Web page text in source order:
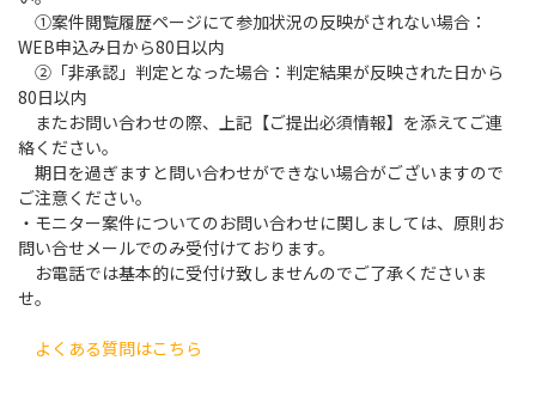
①案件閲覧履歴ページにて参加状況の反映がされない場合：
WEB申込み日から80日以内
②「非承認」判定となった場合：判定結果が反映された日から
80日以内
またお問い合わせの際、上記【ご提出必須情報】を添えてご連
絡ください。
期日を過ぎますと問い合わせができない場合がございますので
ご注意ください。
・モニター案件についてのお問い合わせに関しましては、原則お
問い合せメールでのみ受付けております。
お電話では基本的に受付け致しませんのでご了承くださいま
せ。
よくある質問はこちら